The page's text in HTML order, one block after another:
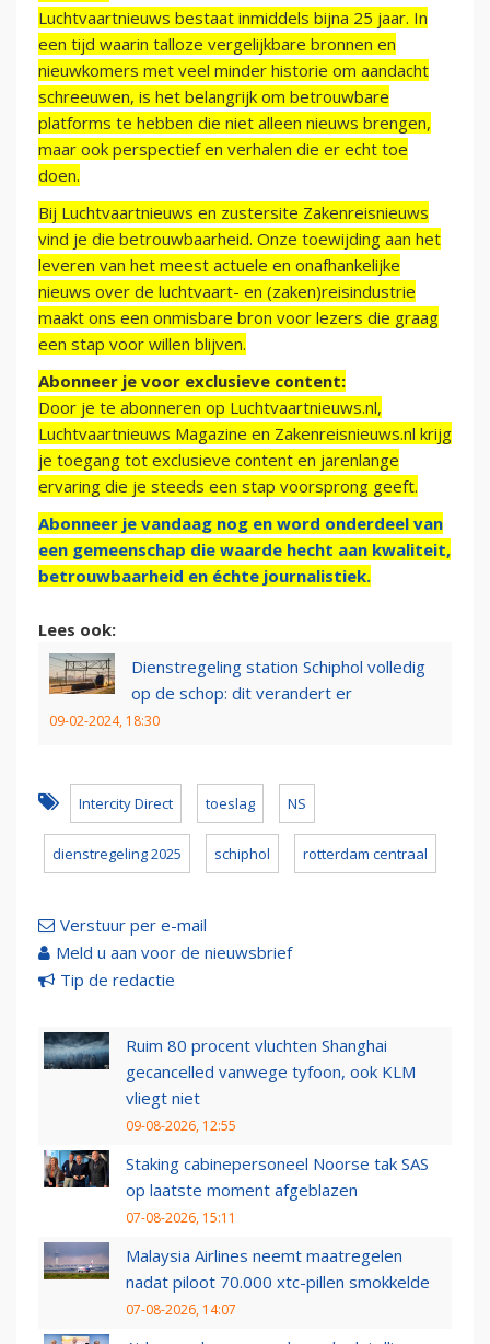
Luchtvaartnieuws bestaat inmiddels bijna 25 jaar. In
een tijd waarin talloze vergelijkbare bronnen en
nieuwkomers met veel minder historie om aandacht
schreeuwen, is het belangrijk om betrouwbare
platforms te hebben die niet alleen nieuws brengen,
maar ook perspectief en verhalen die er echt toe
doen.
Bij Luchtvaartnieuws en zustersite Zakenreisnieuws
vind je die betrouwbaarheid. Onze toewijding aan het
leveren van het meest actuele en onafhankelijke
nieuws over de luchtvaart- en (zaken)reisindustrie
maakt ons een onmisbare bron voor lezers die graag
een stap voor willen blijven.
Abonneer je voor exclusieve content:
Door je te abonneren op Luchtvaartnieuws.nl,
Luchtvaartnieuws Magazine en Zakenreisnieuws.nl krijg
je toegang tot exclusieve content en jarenlange
ervaring die je steeds een stap voorsprong geeft.
Abonneer je vandaag nog en word onderdeel van
een gemeenschap die waarde hecht aan kwaliteit,
betrouwbaarheid en échte journalistiek.
Lees ook:
Dienstregeling station Schiphol volledig
op de schop: dit verandert er
09-02-2024, 18:30
Intercity Direct toeslag NS
dienstregeling 2025 schiphol rotterdam centraal
Verstuur per e-mail
Meld u aan voor de nieuwsbrief
Tip de redactie
Ruim 80 procent vluchten Shanghai
gecancelled vanwege tyfoon, ook KLM
vliegt niet
09-08-2026, 12:55
Staking cabinepersoneel Noorse tak SAS
op laatste moment afgeblazen
07-08-2026, 15:11
Malaysia Airlines neemt maatregelen
nadat piloot 70.000 xtc-pillen smokkelde
07-08-2026, 14:07